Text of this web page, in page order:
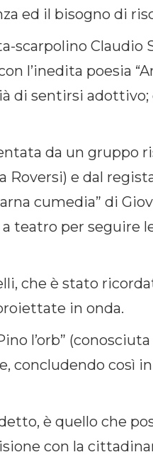
ed il bisogno di
scarpolino Claudio
l’inedita poesia
di sentirsi
da un
Roversi) e dal
cumedia” di
teatro per seguire
che è stato
in onda.
l’orb”
concludendo così
è quello che
con la